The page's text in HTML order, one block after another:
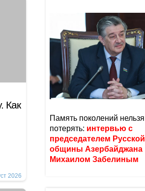
Как
2026
Память поколений нельзя
потерять: интервью с
председателем Русской
общины Азербайджана
Михаилом Забелиным